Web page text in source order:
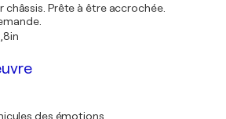
châssis. Prête à être accrochée.
des émotions